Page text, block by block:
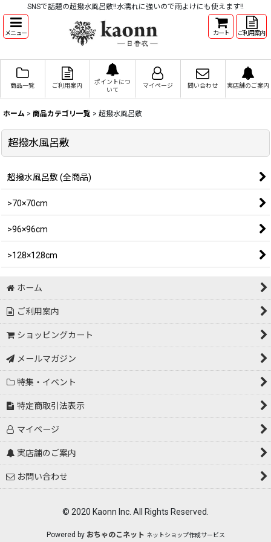
SNSで話題の超撥水風呂敷!!水濡れに強いので雨よけにも使えます!!
メニュー カート ご利用案内
商品一覧 ご利用案内
ポイントにつ
いて
マイページ 問い合わせ 実店舗のご案内
ホーム > 商品カテゴリ一覧 > 超撥水風呂敷
超撥水風呂敷
超撥水風呂敷 (全商品)
>70×70cm
>96×96cm
>128×128cm
ホーム
ご利用案内
ショッピングカート
メールマガジン
特集・イベント
特定商取引法表示
マイページ
実店舗のご案内
お問い合わせ
© 2020 Kaonn Inc. All Rights Reserved.
Powered by おちゃのこネット ネットショップ作成サービス